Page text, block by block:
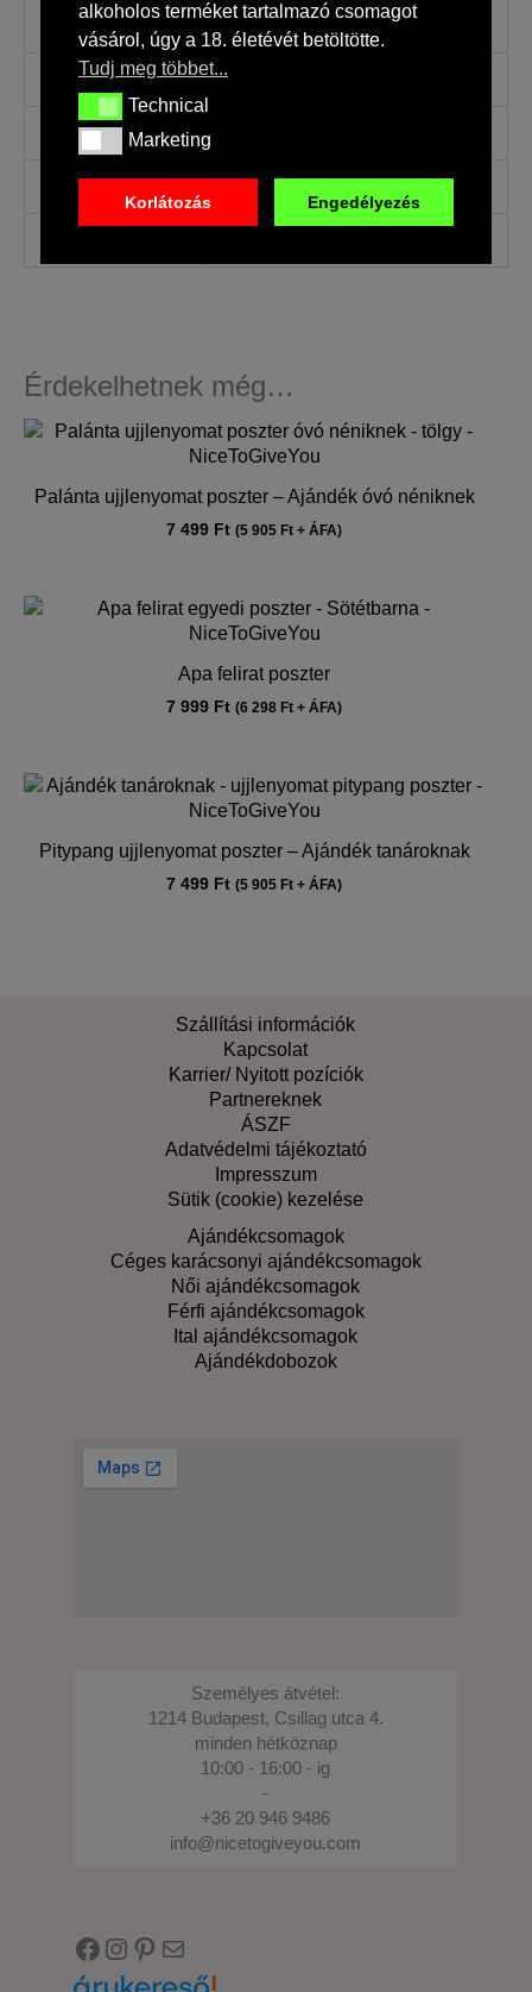
alkoholos terméket tartalmazó csomagot
vásárol, úgy a 18. életévét betöltötte.
Tudj meg többet...
TechnicalTechnical
MarketingMarketing
Engedélyezés
Korlátozás
Méretek 23 × 32 × 2 cm
Tartalom
Érdekelhetnek még…
Palánta ujjlenyomat poszter – Ajándék óvó néniknek
7 499 Ft (5 905 Ft + ÁFA)
Apa felirat poszter
7 999 Ft (6 298 Ft + ÁFA)
Pitypang ujjlenyomat poszter – Ajándék tanároknak
7 499 Ft (5 905 Ft + ÁFA)
Szállítási információk
Kapcsolat
Karrier/ Nyitott pozíciók
Partnereknek
ÁSZF
Adatvédelmi tájékoztató
Impresszum
Sütik (cookie) kezelése
Ajándékcsomagok
Céges karácsonyi ajándékcsomagok
Női ajándékcsomagok
Férfi ajándékcsomagok
Ital ajándékcsomagok
Ajándékdobozok
Személyes átvétel:
1214 Budapest, Csillag utca 4.
minden hétköznap
10:00 - 16:00 - ig
-
+36 20 946 9486
info@nicetogiveyou.com
Facebook
Instagram
Pinterest
E-mail